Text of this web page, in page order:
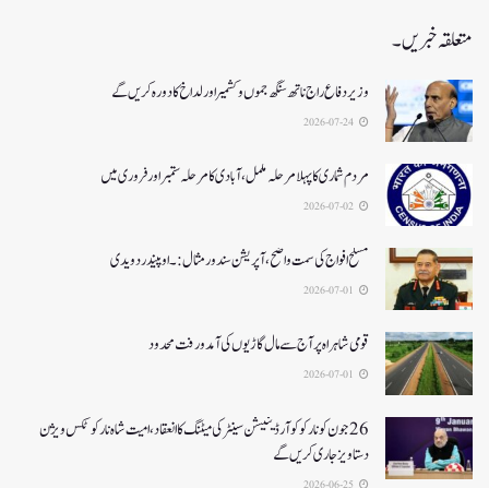
متعلقہ خبریں۔
وزیر دفاع راج ناتھ سنگھ جموں و کشمیر اور لداخ کا دورہ کریں گے
مردم شماری کا پہلا مرحلہ مکمل،آبادی کا مرحلہ ستمبر اور فروری میں
مسلح افواج کی سمت واضح، آپریشن سندورمثال:۔ اوپیندر دویدی
قومی شاہراہ پر آج سے مال گاڑیوں کی آمدورفت محدود
26جون کونارکو کوآرڈینیشن سینٹر کی میٹنگ کا انعقاد، امیت شاہ نارکوٹکس ویژن
دستاویز جاری کریں گے